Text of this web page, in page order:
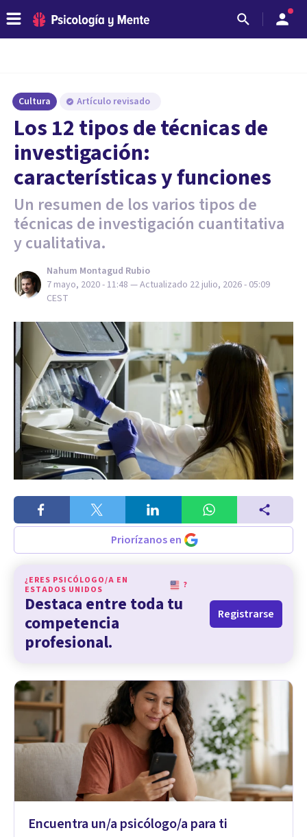
Cultura Artículo revisado
Los 12 tipos de técnicas de
investigación:
características y funciones
Un resumen de los varios tipos de
técnicas de investigación cuantitativa
y cualitativa.
Nahum Montagud Rubio
7 mayo, 2020 - 11:48 — Actualizado 22 julio, 2026 - 05:09
CEST
Priorízanos en
¿ERES PSICÓLOGO/A EN
ESTADOS UNIDOS
?
Destaca entre toda tu
competencia
profesional.
Registrarse
Encuentra un/a psicólogo/a para ti